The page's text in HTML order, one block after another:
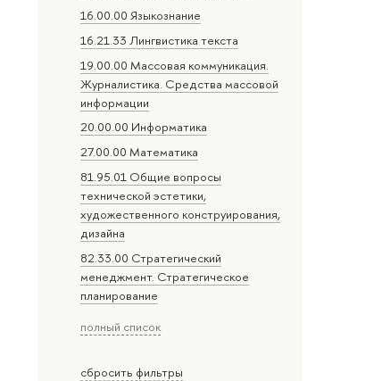
16.00.00 Языкознание
16.21.33 Лингвистика текста
19.00.00 Массовая коммуникация.
Журналистика. Средства массовой
информации
20.00.00 Информатика
27.00.00 Математика
81.95.01 Общие вопросы
технической эстетики,
художественного конструирования,
дизайна
82.33.00 Стратегический
менеджмент. Стратегическое
планирование
полный список
сбросить фильтры